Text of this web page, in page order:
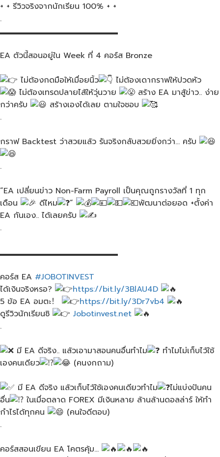
+ + รีวิวจริงจากนักเรียน​ 100% + +
.
▂▂▂▂▂▂▂▂▂▂▂▂▂▂▂
EA ตัวนี้สอนอยู่ใน​ Week​ ที่​ 4 คอร์ส​ Bronze
ไม่ต้องกดมือให้เมื่อย​นิ้ว
ไม่ต้องเดากราฟให้ปวดหัว​
ไม่ต้องเทรดปลายไส้ให้วุ่นวาย​
สร้าง​ EA​ มาสู้ข่าว.. ง่าย
กว่าครับ​
สร้างเองได้เลย​ ตามใจชอบ​
.
กราฟ​ Backtest ว่าสวยแล้ว​ รันจริงกลับสวยยิ่งกว่า… ครับ​
.
“EA เปลี่ยนข่าว​ Non-Farm​ Payroll เป็นคุณถูกรางวัลที่​ 1 ทุก
เดือน​
ดีไหม ”
พัฒนาต่อยอด​ +ตั้งค่า​
EA ​กันเอง.. ได้เลยครับ​
.
▂▂▂▂▂▂▂▂▂▂▂▂▂▂▂
คอร์ส​ EA #JOBOTINVEST
ได้เงินจริงหรอ?
https://bit.ly/3BlAU4D
5 ข้อ EA อมตะ！
https://bit.ly/3Dr7vb4
ดูรีวิวนักเรียนซิ
Jobotinvest.net
.
มี​ EA​ ดีจริง.. แล้วเอามาสอนคนอื่นทำไม​
ทำไมไม่เก็บไว้ใช้
เองคนเดียว
(คนงกถาม)
มี​ EA​ ดี​จริง แล้วเก็บไว้ใช้เองคนเดียวทำไม​
ไม่แบ่งปันคน
อื่น​
ในเมื่อตลาด​ FOREX​ มีเงินหลาย ล้านล้านดอลล่าร์​ ให้ทำ
กำไรได้ทุกคน
(คนใจดีตอบ)​
.
คอร์สสอนเขียน​ EA โคตรคุ้ม​…